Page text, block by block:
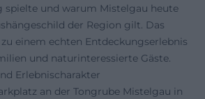
spielte und warum Mistelgau heute
der Region gilt. Das
einem echten Entdeckungserlebnis
und naturinteressierte Gäste.
Erlebnischarakter
an der Tongrube Mistelgau in